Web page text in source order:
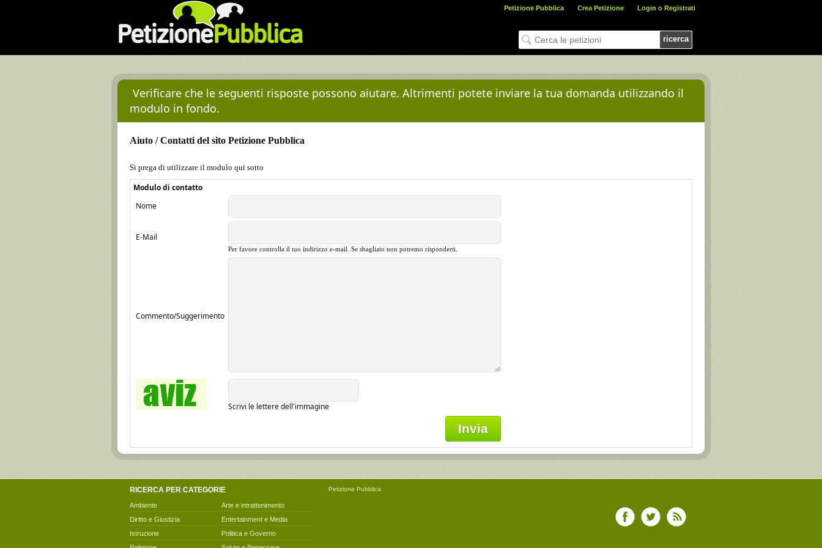
Petizione Pubblica Crea Petizione Login o Registrati
ricerca
Verificare che le seguenti risposte possono aiutare. Altrimenti potete inviare la tua domanda utilizzando il
modulo in fondo.
Aiuto / Contatti del sito Petizione Pubblica
Si prega di utilizzare il modulo qui sotto
Modulo di contatto
Nome
E-Mail
Per favore controlla il tuo indirizzo e-mail. Se sbagliato non potremo risponderti.
Commento/Suggerimento
Scrivi le lettere dell'immagine
RICERCA PER CATEGORIE
Ambiente
Arte e intrattenimento
Diritto e Giustizia
Entertainment e Media
Istruzione
Politica e Governo
Petizione Pubblica